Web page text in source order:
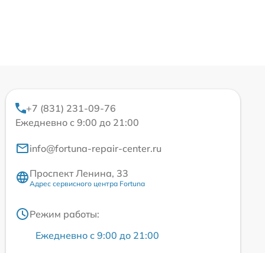
+7 (831) 231-09-76
Ежедневно с 9:00 до 21:00
info@fortuna-repair-center.ru
Проспект Ленина, 33
Адрес сервисного центра Fortuna
Режим работы:
Ежедневно с 9:00 до 21:00